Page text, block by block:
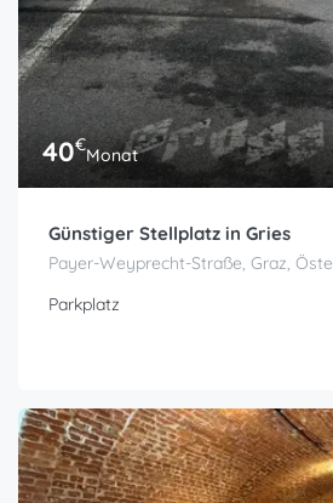
40€Monat
Günstiger Stellplatz in Gries
Payer-Weyprecht-Straße, Graz,
Parkplatz